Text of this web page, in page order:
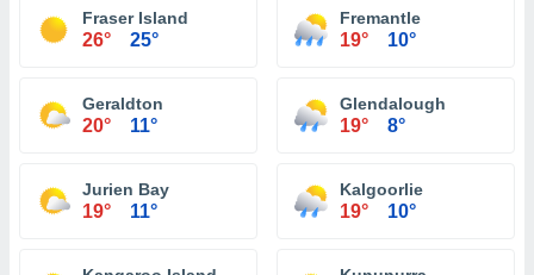
Fraser Island
26° 25°
Fremantle
19° 10°
Geraldton
20° 11°
Glendalough
19° 8°
Jurien Bay
19° 11°
Kalgoorlie
19° 10°